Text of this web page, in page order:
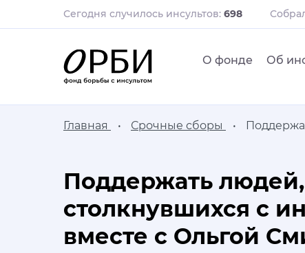
Сегодня случилось инсультов: 698
О фонде Об
Главная Срочные сборы
Поддержать людей,
столкнувшихся с
вместе с Ольгой